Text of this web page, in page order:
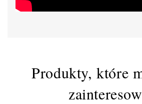
Produkty, które